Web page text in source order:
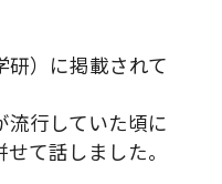
研）に掲載されて
流行していた頃に
て話しました。